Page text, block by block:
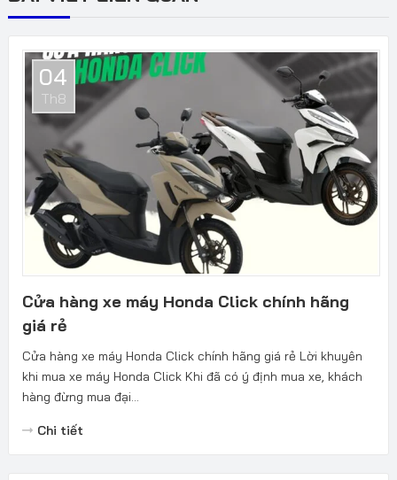
04
Th8
Cửa hàng xe máy Honda Click chính hãng
giá rẻ
Cửa hàng xe máy Honda Click chính hãng giá rẻ Lời khuyên
khi mua xe máy Honda Click Khi đã có ý định mua xe, khách
hàng đừng mua đại...
Chi tiết